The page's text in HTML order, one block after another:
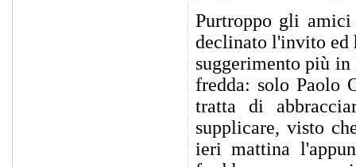
Purtroppo gli amici
declinato l'invito ed
suggerimento più
fredda: solo Paolo
tratta di
supplicare, visto
ieri mattina